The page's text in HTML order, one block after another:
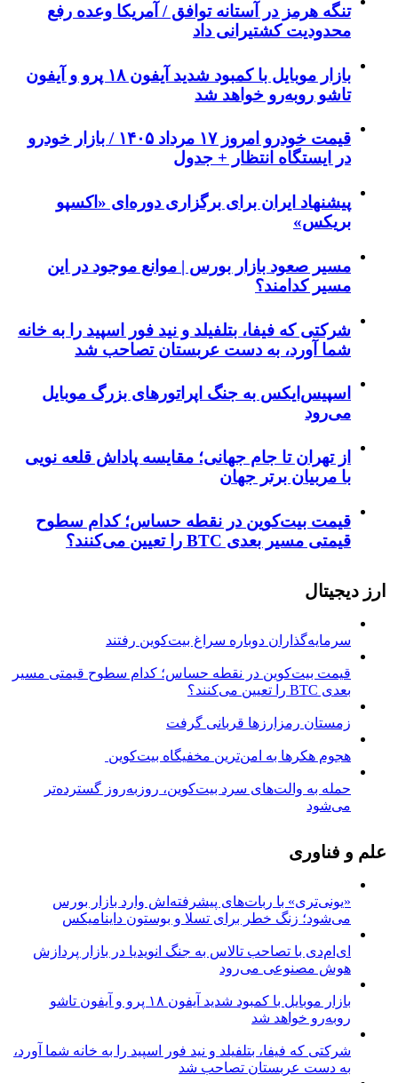
تنگه هرمز در آستانه توافق / آمریکا وعده رفع
محدودیت کشتیرانی داد
بازار موبایل با کمبود شدید آیفون ۱۸ پرو و آیفون
تاشو روبه‌رو خواهد شد
قیمت خودرو امروز ۱۷ مرداد ۱۴۰۵ / بازار خودرو
در ایستگاه انتظار + جدول
پیشنهاد ایران برای برگزاری دوره‌ای «اکسپو
بریکس»
مسیر صعود بازار بورس | موانع موجود در این
مسیر کدامند؟
شرکتی که فیفا، بتلفیلد و نید فور اسپید را به خانه
شما آورد، به دست عربستان تصاحب شد
اسپیس‌ایکس به جنگ اپراتورهای بزرگ موبایل
می‌رود
از تهران تا جام جهانی؛ مقایسه پاداش قلعه نویی
با مربیان برتر جهان
قیمت بیت‌کوین در نقطه حساس؛ کدام سطوح
قیمتی مسیر بعدی BTC را تعیین می‌کنند؟
ارز دیجیتال
سرمایه‌گذاران دوباره سراغ بیت‌کوین رفتند
قیمت بیت‌کوین در نقطه حساس؛ کدام سطوح قیمتی مسیر
بعدی BTC را تعیین می‌کنند؟
زمستان رمزارزها قربانی گرفت
هجوم هکرها به امن‌ترین مخفیگاه بیت‌کوین
حمله به والت‌های سرد بیت‌کوین، روزبه‌روز گسترده‌تر
می‌شود
علم و فناوری
«یونی‌تری» با ربات‌های پیشرفته‌اش وارد بازار بورس
می‌شود؛ زنگ خطر برای تسلا و بوستون داینامیکس
ای‌ام‌دی با تصاحب تالاس به جنگ انویدیا در بازار پردازش
هوش مصنوعی می‌رود
بازار موبایل با کمبود شدید آیفون ۱۸ پرو و آیفون تاشو
روبه‌رو خواهد شد
شرکتی که فیفا، بتلفیلد و نید فور اسپید را به خانه شما آورد،
به دست عربستان تصاحب شد